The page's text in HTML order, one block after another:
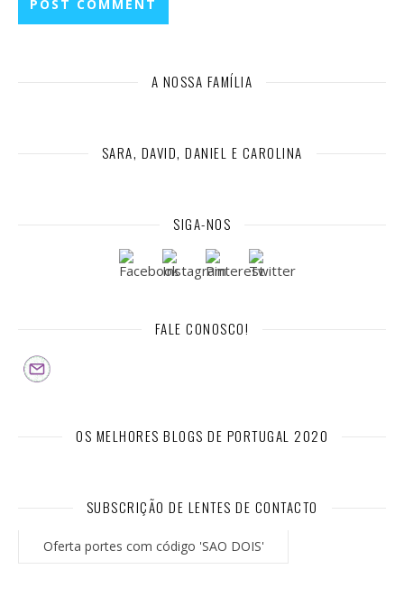
A NOSSA FAMÍLIA
SARA, DAVID, DANIEL E CAROLINA
SIGA-NOS
FALE CONOSCO!
OS MELHORES BLOGS DE PORTUGAL 2020
SUBSCRIÇÃO DE LENTES DE CONTACTO
Oferta portes com código 'SAO DOIS'